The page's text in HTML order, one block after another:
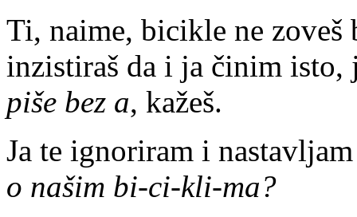
Ti, naime, bicikle ne
inzistiraš da i ja činim
piše bez a, kažeš.
Ja te ignoriram i
o našim bi-ci-kli-ma?